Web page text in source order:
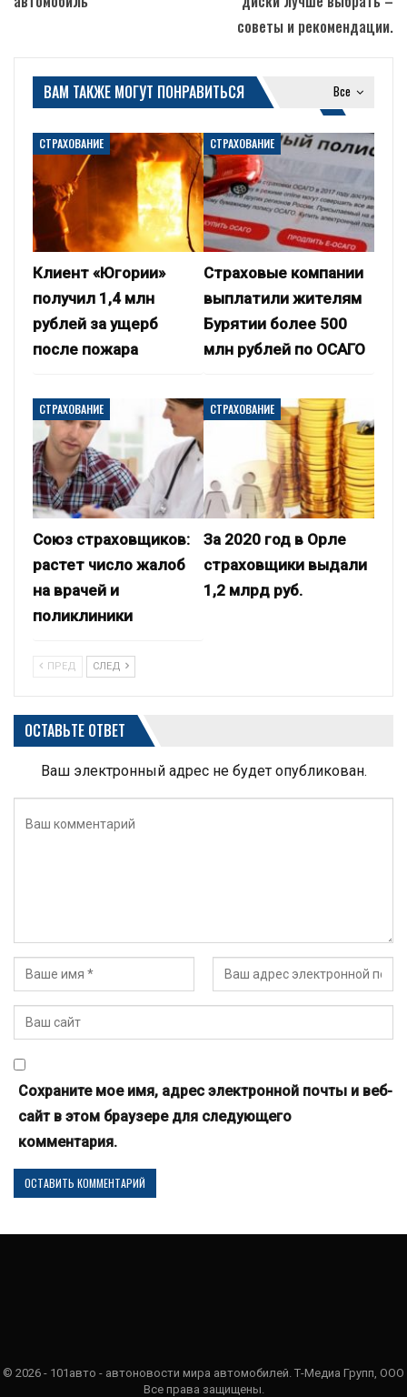
советы и рекомендации.
Все
ВАМ ТАКЖЕ МОГУТ ПОНРАВИТЬСЯ
СТРАХОВАНИЕ
Клиент «Югории»
получил 1,4 млн
рублей за ущерб
после пожара
СТРАХОВАНИЕ
Страховые компании
выплатили жителям
Бурятии более 500
млн рублей по ОСАГО
СТРАХОВАНИЕ
Союз страховщиков:
растет число жалоб
на врачей и
поликлиники
СТРАХОВАНИЕ
За 2020 год в Орле
страховщики выдали
1,2 млрд руб.
ПРЕД СЛЕД
ОСТАВЬТЕ ОТВЕТ
Ваш электронный адрес не будет опубликован.
Сохраните мое имя, адрес электронной почты и веб-
сайт в этом браузере для следующего
комментария.
© 2026 - 101авто - автоновости мира автомобилей. Т-Медиа Групп, ООО
Все права защищены.